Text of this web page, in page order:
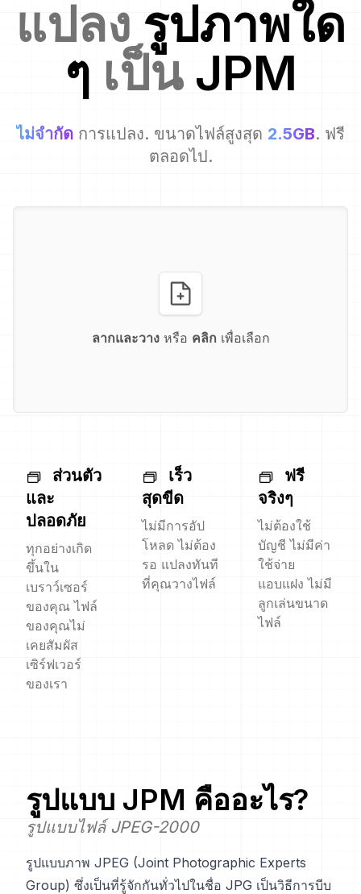
แปลง รูปภาพใด
ๆ เป็น JPM
ไม่จำกัด การแปลง. ขนาดไฟล์สูงสุด 2.5GB. ฟรี
ตลอดไป.
ลากและวางหรือ คลิก เพื่อเลือก
ส่วนตัว
และ
ปลอดภัย
ทุกอย่างเกิด
ขึ้นใน
เบราว์เซอร์
ของคุณ ไฟล์
ของคุณไม่
เคยสัมผัส
เซิร์ฟเวอร์
ของเรา
เร็ว
สุดขีด
ไม่มีการอัป
โหลด ไม่ต้อง
รอ แปลงทันที
ที่คุณวางไฟล์
ฟรี
จริงๆ
ไม่ต้องใช้
บัญชี ไม่มีค่า
ใช้จ่าย
แอบแฝง ไม่มี
ลูกเล่นขนาด
ไฟล์
รูปแบบ JPM คืออะไร?
รูปแบบไฟล์ JPEG-2000
รูปแบบภาพ JPEG (Joint Photographic Experts
Group) ซึ่งเป็นที่รู้จักกันทั่วไปในชื่อ JPG เป็นวิธีการบีบ